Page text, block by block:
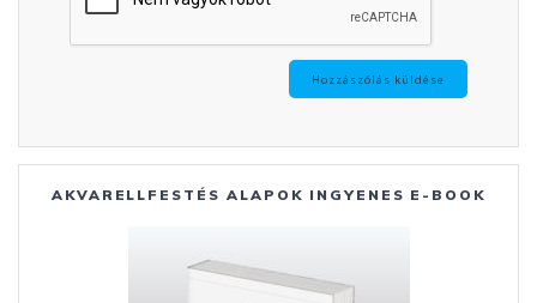
AKVARELLFESTÉS ALAPOK INGYENES E-BOOK